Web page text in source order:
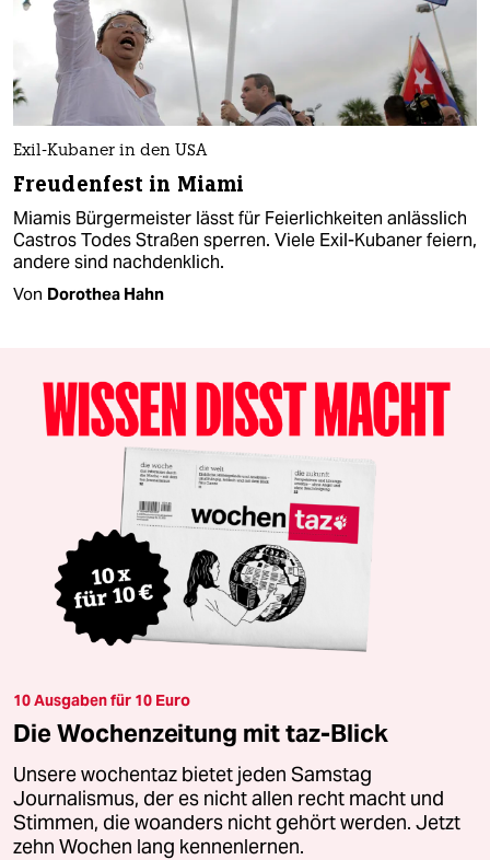
Exil-Kubaner in den USA
Freudenfest in Miami
Miamis Bürgermeister lässt für Feierlichkeiten anlässlich
Castros Todes Straßen sperren. Viele Exil-Kubaner feiern,
andere sind nachdenklich.
Von Dorothea Hahn
10 Ausgaben für 10 Euro
Die Wochenzeitung mit taz-Blick
Unsere wochentaz bietet jeden Samstag
Journalismus, der es nicht allen recht macht und
Stimmen, die woanders nicht gehört werden. Jetzt
zehn Wochen lang kennenlernen.